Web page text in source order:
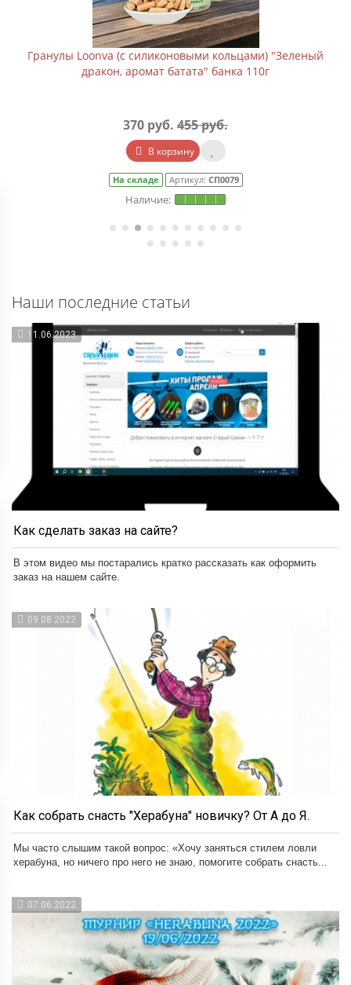
Гранулы Loonva (с силиконовыми кольцами) "Зеленый
дракон, аромат дыни" банка 110г
370 руб.455 руб.
В корзину
На складе Артикул:СП0079/1
Наши последние статьи
11.06.2023
Как сделать заказ на сайте?
В этом видео мы постарались кратко рассказать как оформить
заказ на нашем сайте.
09.08.2022
Как собрать снасть "Херабуна" новичку? От А до Я.
Мы часто слышим такой вопрос: «Хочу заняться стилем ловли
херабуна, но ничего про него не знаю, помогите собрать снасть...
07.06.2022